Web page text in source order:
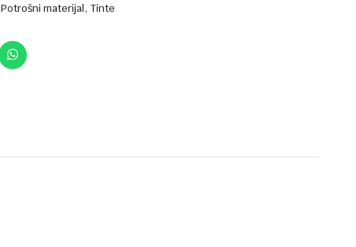
Potrošni materijal, Tinte